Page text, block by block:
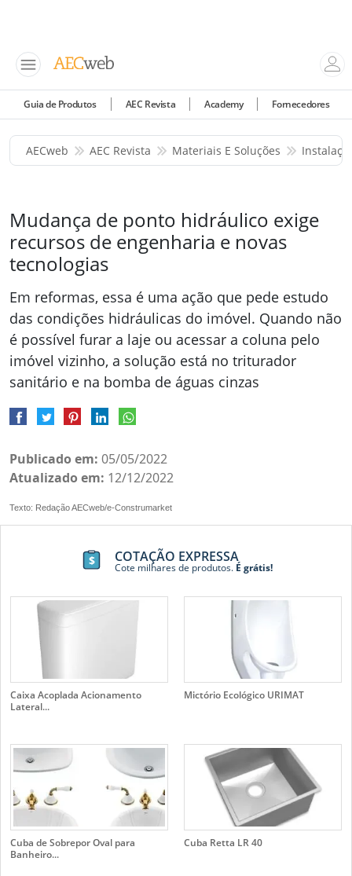
Guia de Produtos AEC Revista Academy Fornecedores
AECweb AEC Revista Materiais E Soluções
Mudança de ponto hidráulico exige
recursos de engenharia e novas
tecnologias
Em reformas, essa é uma ação que pede estudo
das condições hidráulicas do imóvel. Quando não
é possível furar a laje ou acessar a coluna pelo
imóvel vizinho, a solução está no triturador
sanitário e na bomba de águas cinzas
Publicado em: 05/05/2022
Atualizado em: 12/12/2022
Texto: Redação AECweb/e-Construmarket
COTAÇÃO EXPRESSA
Cote milhares de produtos.É grátis!
Caixa Acoplada Acionamento
Lateral...
Mictório Ecológico URIMAT
Cuba de Sobrepor Oval para
Banheiro...
Cuba Retta LR 40